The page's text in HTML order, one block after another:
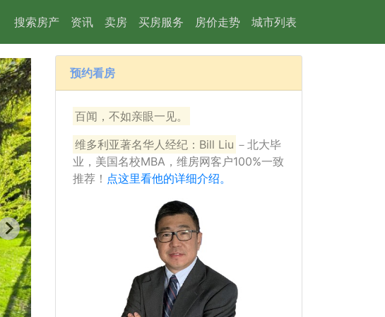
搜索房产 资讯 卖房 买房服务 房价走势 城市列表
2/39预约看房
百闻，不如亲眼一见。
维多利亚著名华人经纪：Bill Liu －北大毕
业，美国名校MBA，维房网客户100%一致
推荐！ 点这里看他的详细介绍。